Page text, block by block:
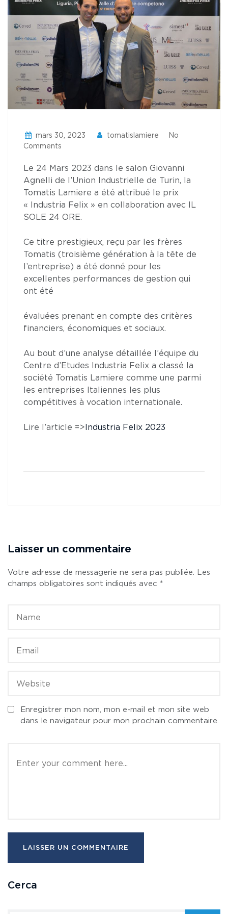
mars 30, 2023 tomatislamiere
No
Comments
Le 24 Mars 2023 dans le salon Giovanni
Agnelli de l’Union Industrielle de Turin, la
Tomatis Lamiere a été attribué le prix
« Industria Felix » en collaboration avec IL
SOLE 24 ORE.
Ce titre prestigieux, reçu par les frères
Tomatis (troisième génération à la tête de
l’entreprise) a été donné pour les
excellentes performances de gestion qui
ont été
évaluées prenant en compte des critères
financiers, économiques et sociaux.
Au bout d’une analyse détaillée l’équipe du
Centre d’Etudes Industria Felix a classé la
société Tomatis Lamiere comme une parmi
les entreprises Italiennes les plus
compétitives à vocation internationale.
Lire l’article =>Industria Felix 2023
Laisser un commentaire
Votre adresse de messagerie ne sera pas publiée. Les
champs obligatoires sont indiqués avec *
Enregistrer mon nom, mon e-mail et mon site web
dans le navigateur pour mon prochain commentaire.
Cerca